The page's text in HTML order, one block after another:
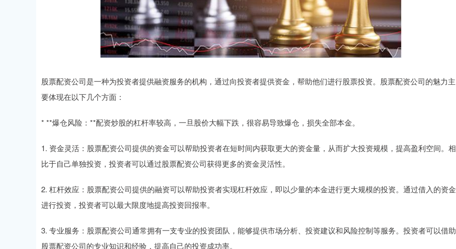
股票配资公司是一种为投资者提供融资服务的机构，通过向投资者提供资金，帮助他们进行股票投资。股票配资公司的魅力主
要体现在以下几个方面：
* **爆仓风险：**配资炒股的杠杆率较高，一旦股价大幅下跌，很容易导致爆仓，损失全部本金。
1. 资金灵活：股票配资公司提供的资金可以帮助投资者在短时间内获取更大的资金量，从而扩大投资规模，提高盈利空间。相
比于自己单独投资，投资者可以通过股票配资公司获得更多的资金灵活性。
2. 杠杆效应：股票配资公司提供的融资可以帮助投资者实现杠杆效应，即以少量的本金进行更大规模的投资。通过借入的资金
进行投资，投资者可以最大限度地提高投资回报率。
3. 专业服务：股票配资公司通常拥有一支专业的投资团队，能够提供市场分析、投资建议和风险控制等服务。投资者可以借助
股票配资公司的专业知识和经验，提高自己的投资成功率。